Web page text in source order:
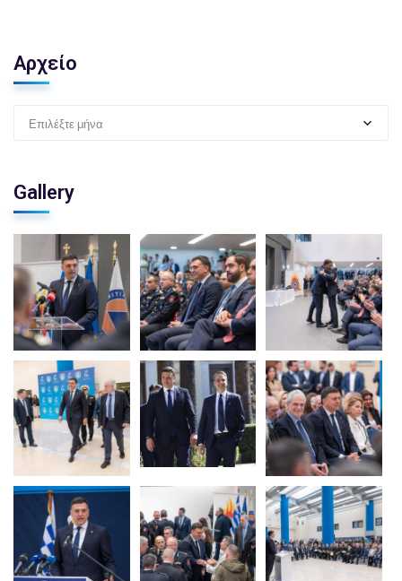
Αρχείο
Επιλέξτε μήνα
Gallery